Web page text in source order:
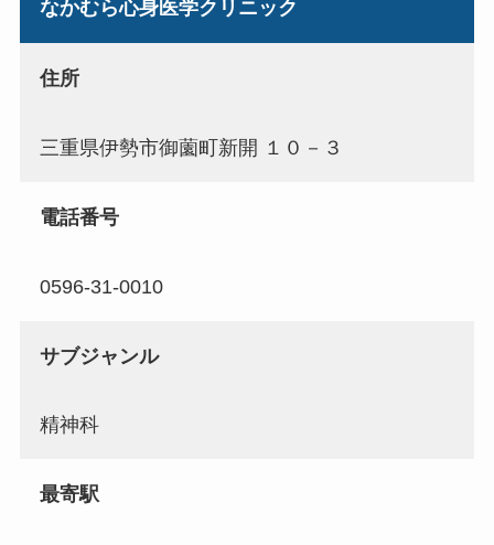
なかむら心身医学クリニック
住所
三重県伊勢市御薗町新開 １０－３
電話番号
0596-31-0010
サブジャンル
精神科
最寄駅